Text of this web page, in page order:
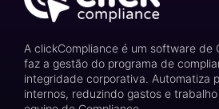
A clickCompliance é um software de
faz a gestão do programa de
integridade corporativa. Automatiza
internos, reduzindo gastos e